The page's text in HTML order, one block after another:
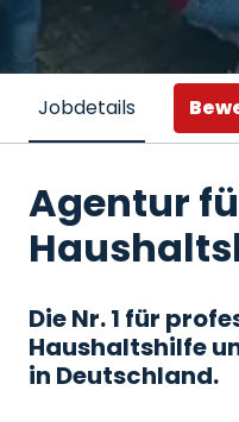
Jobdetails
Agentur
Die Nr. 1 für
Haushaltshilfe
in Deutschland.